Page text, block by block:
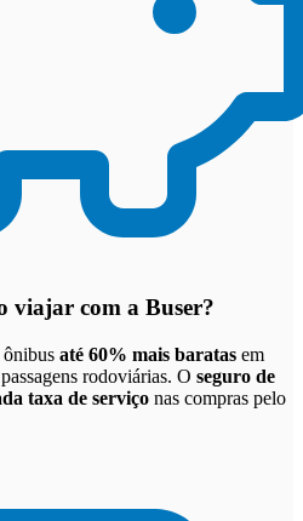
viajar com a Buser?
ônibus até 60% mais baratas em
rodoviárias. O seguro de
taxa de serviço nas compras pelo